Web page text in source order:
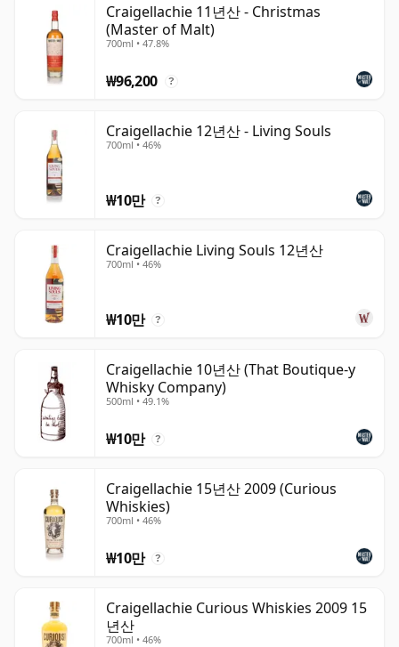
Craigellachie 11년산 - Christmas
(Master of Malt)
700ml • 47.8%
₩96,200 ?
Craigellachie 12년산 - Living Souls
700ml • 46%
₩10만 ?
Craigellachie Living Souls 12년산
700ml • 46%
₩10만 ?
Craigellachie 10년산 (That Boutique-y
Whisky Company)
500ml • 49.1%
₩10만 ?
Craigellachie 15년산 2009 (Curious
Whiskies)
700ml • 46%
₩10만 ?
Craigellachie Curious Whiskies 2009 15
년산
700ml • 46%